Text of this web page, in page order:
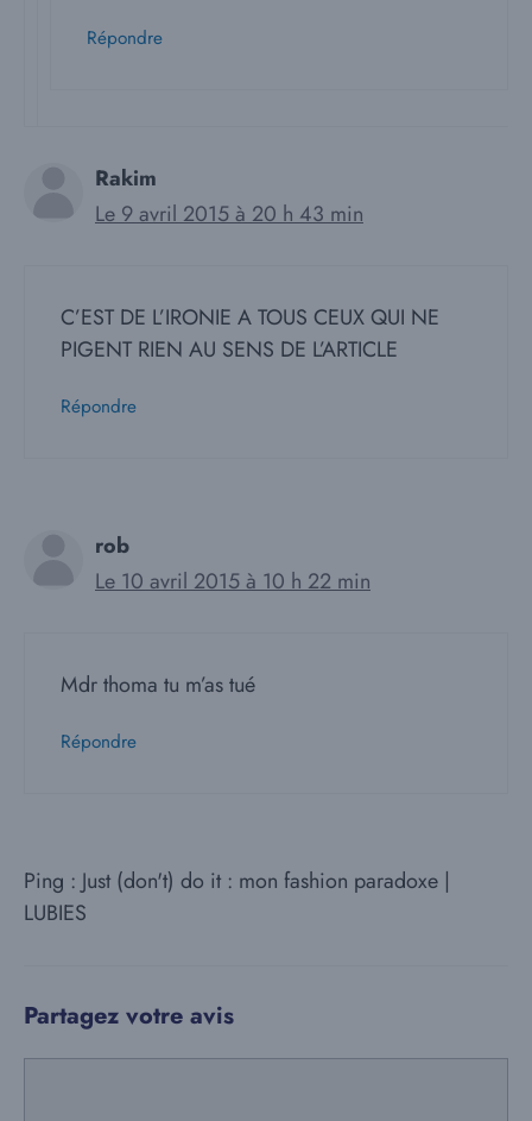
Répondre
Rakim
Le 9 avril 2015 à 20 h 43 min
C’EST DE L’IRONIE A TOUS CEUX QUI NE
PIGENT RIEN AU SENS DE L’ARTICLE
Répondre
rob
Le 10 avril 2015 à 10 h 22 min
Mdr thoma tu m’as tué
Répondre
Ping : Just (don't) do it : mon fashion paradoxe |
LUBIES
Partagez votre avis